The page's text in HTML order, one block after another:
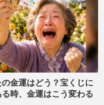
金運はどう？宝くじに
時、金運はこう変わる